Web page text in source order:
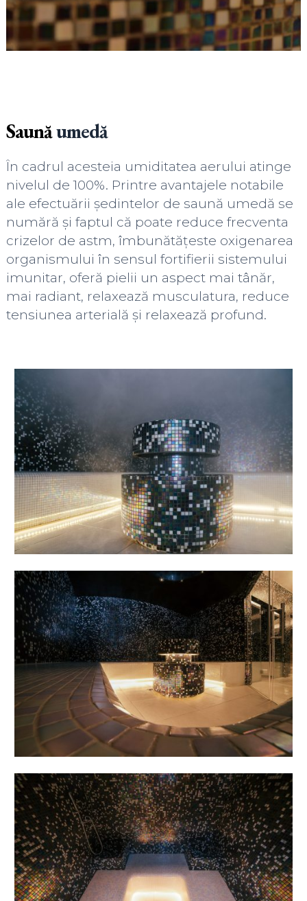
Saunăumedă
În cadrul acesteia umiditatea aerului atinge
nivelul de 100%. Printre avantajele notabile
ale efectuării ședintelor de saună umedă se
numără și faptul că poate reduce frecventa
crizelor de astm, îmbunătățeste oxigenarea
organismului în sensul fortifierii sistemului
imunitar, oferă pielii un aspect mai tânăr,
mai radiant, relaxează musculatura, reduce
tensiunea arterială și relaxează profund.